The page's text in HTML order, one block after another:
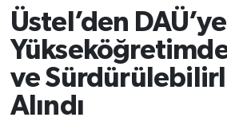
Üstel’den
ve
Alındı
SAĞLIK
SPOR
TEKNOLOJİ
Tüm Manşetler
Son Dakika Haberleri
Haber Arşivi